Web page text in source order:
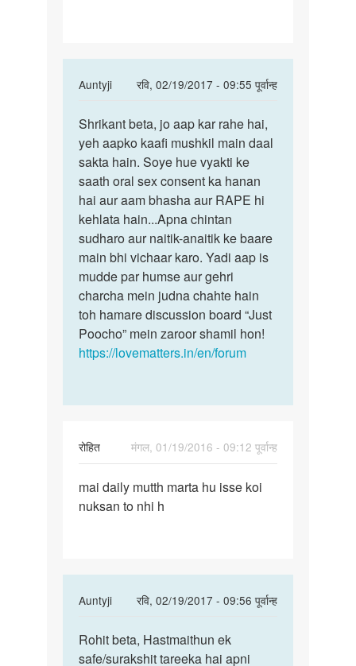
Auntyji
रवि, 02/19/2017 - 09:55 पूर्वान्ह
In
to
Auntyji.
by
shrikant
Shrikant
beta,
jo
aap
kar
Shrikant beta, jo aap kar rahe hai,
yeh aapko kaafi mushkil main daal
sakta hain. Soye hue vyakti ke
saath oral sex consent ka hanan
hai aur aam bhasha aur RAPE hi
kehlata hain...Apna chintan
sudharo aur naitik-anaitik ke baare
main bhi vichaar karo. Yadi aap is
mudde par humse aur gehri
charcha mein judna chahte hain
toh hamare discussion board “Just
Poocho” mein zaroor shamil hon!
https://lovematters.in/en/forum
रोहित
मंगल, 01/19/2016 - 09:12 पूर्वान्ह
mai
daily
mai daily mutth marta hu isse koi
nuksan to nhi h
Auntyji
रवि, 02/19/2017 - 09:56 पूर्वान्ह
In
to
mai
Rohit
beta,
Rohit beta, Hastmaithun ek
safe/surakshit tareeka hai apni